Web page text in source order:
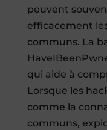
peuvent
efficacement
communs. La
qui aide à
Lorsque les
comme la
communs,